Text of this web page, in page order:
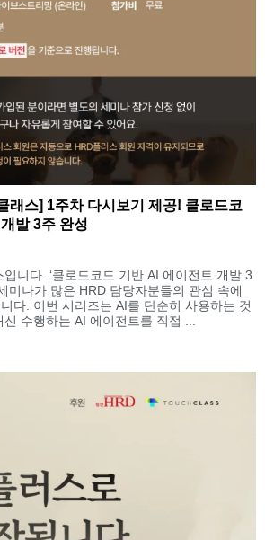
래스] 1주차 다시보기 제공! 클로드코
발 3주 완성
니다. ‘클로드코드 기반 AI 에이전트 개발 3
미나가 많은 HRD 담당자분들의 관심 속에
다. 이번 시리즈는 AI를 단순히 사용하는 것
수행하는 AI 에이전트를 직접 ...